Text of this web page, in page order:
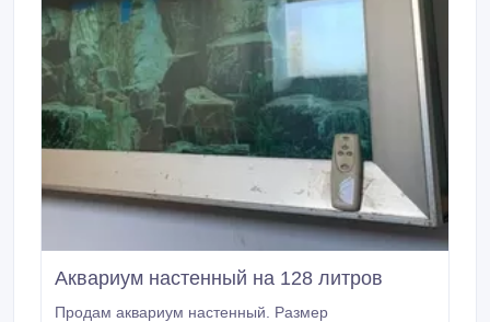
Аквариум настенный на 128 литров
Продам аквариум настенный. Размер